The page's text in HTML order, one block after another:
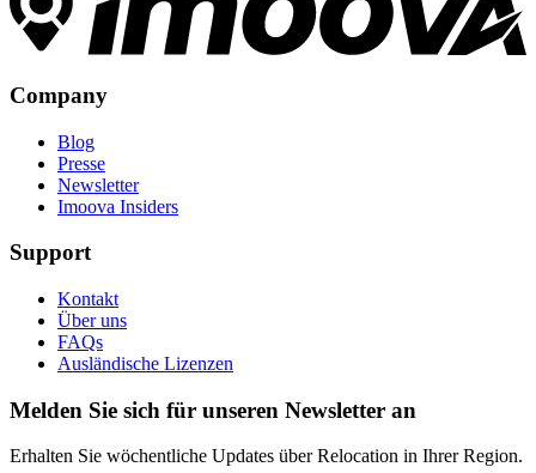
Company
Blog
Presse
Newsletter
Imoova Insiders
Support
Kontakt
Über uns
FAQs
Ausländische Lizenzen
Melden Sie sich für unseren Newsletter an
Erhalten Sie wöchentliche Updates über Relocation in Ihrer Region.